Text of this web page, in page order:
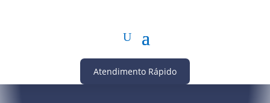
Atendimento Rápido